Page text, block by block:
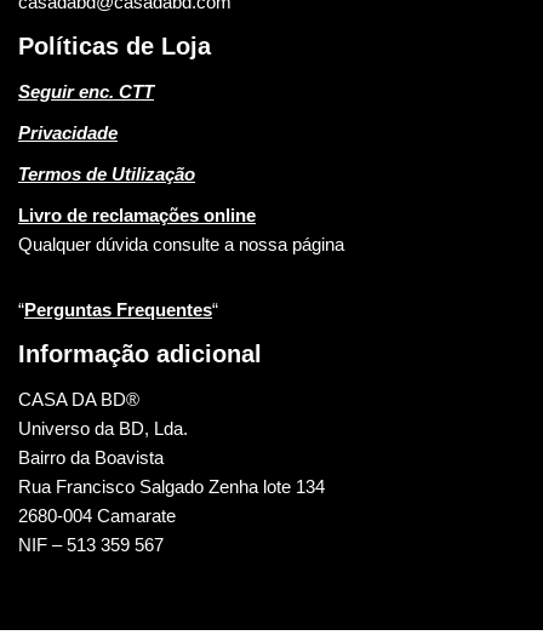
Políticas de Loja
Seguir enc. CTT
Privacidade
Termos de Utilização
Livro de reclamações online
Qualquer dúvida consulte a nossa página
“Perguntas Frequentes“
Informação adicional
CASA DA BD®
Universo da BD, Lda.
Bairro da Boavista
Rua Francisco Salgado Zenha lote 134
2680-004 Camarate
NIF – 513 359 567